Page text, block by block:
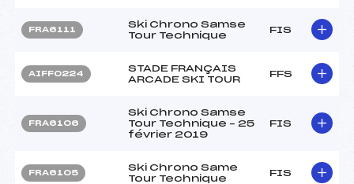
FRA6111
Ski Chrono Samse
Tour Technique
FIS
AIFF0224
STADE FRANÇAIS
ARCADE SKI TOUR
FFS
FRA6106
Ski Chrono Samse
Tour Technique – 25
février 2019
FIS
FRA6105
Ski Chrono Same
Tour Technique
FIS